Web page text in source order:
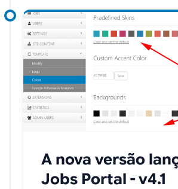
A nova versão
Jobs Portal - v4.1